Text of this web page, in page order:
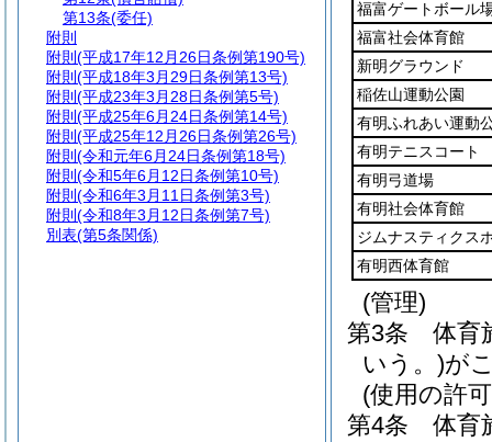
福富ゲートボール
福富社会体育館
新明グラウンド
稲佐山運動公園
有明ふれあい運動
有明テニスコート
有明弓道場
有明社会体育館
ジムナスティクス
有明西体育館
(管理)
第3条
体育
いう。)が
(使用の許
第4条
体育
第13条(委任)
附則
附則 (平成17年12月26日条例第190号)
附則 (平成18年3月29日条例第13号)
附則 (平成23年3月28日条例第5号)
附則 (平成25年6月24日条例第14号)
附則 (平成25年12月26日条例第26号)
附則 (令和元年6月24日条例第18号)
附則 (令和5年6月12日条例第10号)
附則 (令和6年3月11日条例第3号)
附則 (令和8年3月12日条例第7号)
別表(第5条関係)